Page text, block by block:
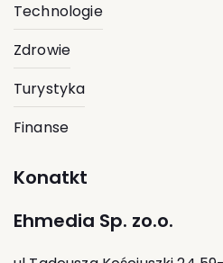
Technologie
Zdrowie
Turystyka
Finanse
Konatkt
Ehmedia Sp. zo.o.